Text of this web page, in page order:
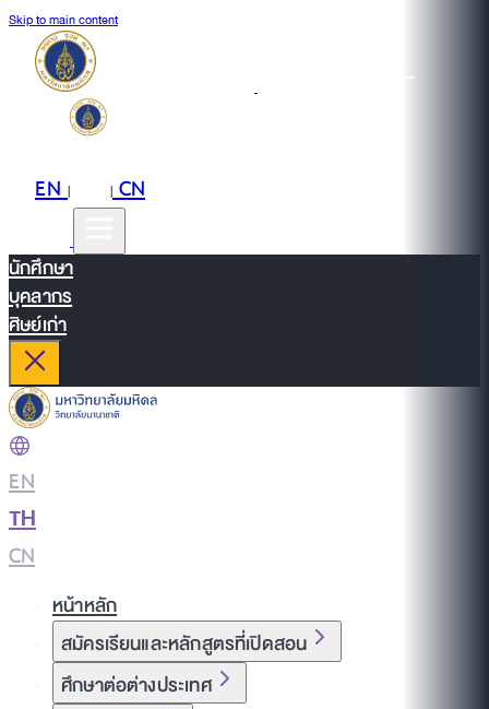
Skip to main content
EN| |CN
นักศึกษา
บุคลากร
ศิษย์เก่า
EN
TH
CN
หน้าหลัก
สมัครเรียนและหลักสูตรที่เปิดสอน
ศึกษาต่อต่างประเทศ